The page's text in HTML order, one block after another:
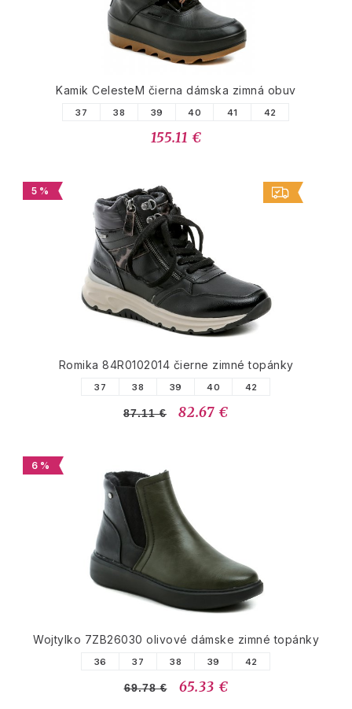
Kamik CelesteM čierna dámska zimná obuv
37 38 39 40 41 42
155.11 €
5 %
Romika 84R0102014 čierne zimné topánky
37 38 39 40 42
87.11 € 82.67 €
6 %
Wojtylko 7ZB26030 olivové dámske zimné topánky
36 37 38 39 42
69.78 € 65.33 €